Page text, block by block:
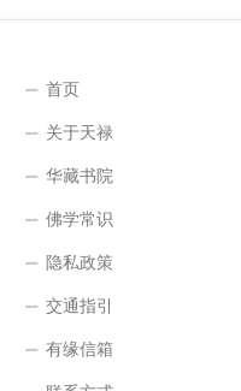
首页
关于天禄
华藏书院
佛学常识
隐私政策
交通指引
有缘信箱